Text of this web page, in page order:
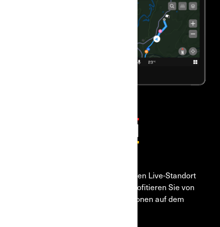
STRASSENNAVIGATION
Planen Sie Routen, verfolgen Sie den Live-Standort
Ihrer Freunde auf der Karte und profitieren Sie von
den erweiterten Navigationsfunktionen auf dem